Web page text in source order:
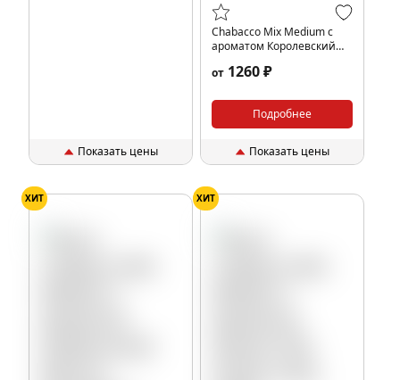
Показать цены
Chabacco Mix Medium с
ароматом Королевский
200гр.
от 1260 ₽
Подробнее
Показать цены
ХИТ ХИТ